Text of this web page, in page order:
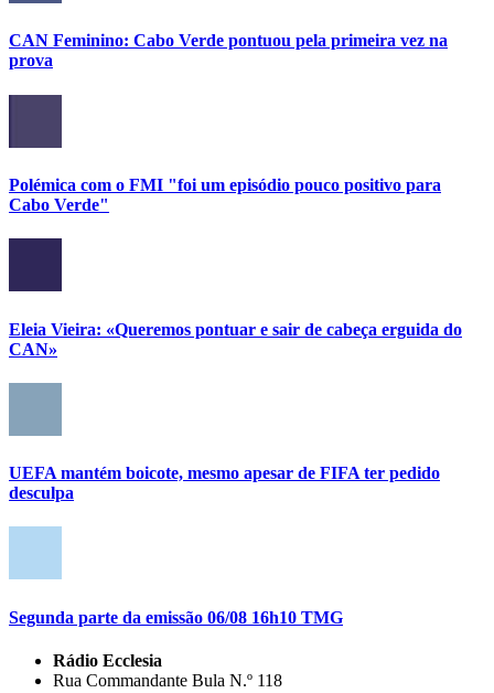
CAN Feminino: Cabo Verde pontuou pela primeira vez na
prova
Polémica com o FMI "foi um episódio pouco positivo para
Cabo Verde"
Eleia Vieira: «Queremos pontuar e sair de cabeça erguida do
CAN»
UEFA mantém boicote, mesmo apesar de FIFA ter pedido
desculpa
Segunda parte da emissão 06/08 16h10 TMG
Rádio Ecclesia
Rua Commandante Bula N.º 118